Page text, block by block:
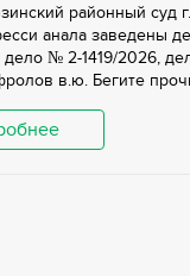
районный суд
анала заведены
дело № 2-1419/2026,
в.ю. Бегите